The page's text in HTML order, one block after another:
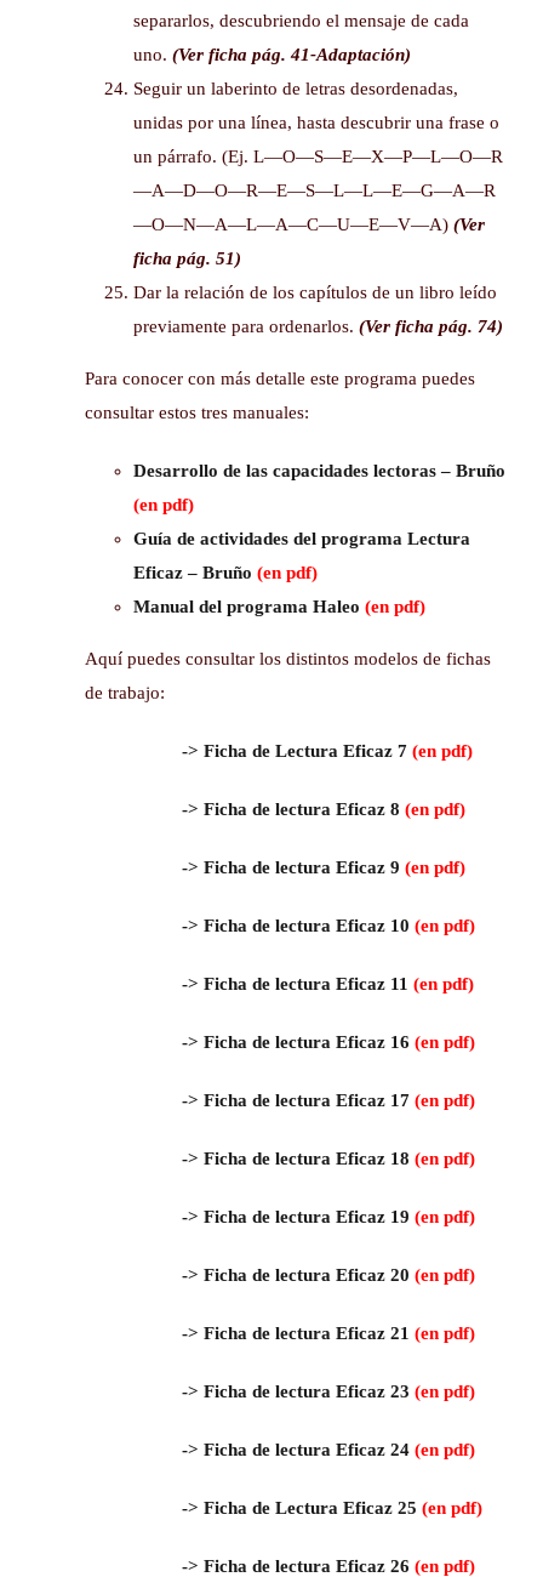
separarlos, descubriendo el mensaje de cada
uno. (Ver ficha pág. 41-Adaptación)
Seguir un laberinto de letras desordenadas,
unidas por una línea, hasta descubrir una frase o
un párrafo. (Ej. L—O—S—E—X—P—L—O—R
—A—D—O—R—E—S—L—L—E—G—A—R
—O—N—A—L—A—C—U—E—V—A) (Ver
ficha pág. 51)
Dar la relación de los capítulos de un libro leído
previamente para ordenarlos. (Ver ficha pág. 74)
Para conocer con más detalle este programa puedes
consultar estos tres manuales:
Desarrollo de las capacidades lectoras – Bruño
(en pdf)
Guía de actividades del programa Lectura
Eficaz – Bruño (en pdf)
Manual del programa Haleo (en pdf)
Aquí puedes consultar los distintos modelos de fichas
de trabajo:
-> Ficha de Lectura Eficaz 7 (en pdf)
-> Ficha de lectura Eficaz 8 (en pdf)
-> Ficha de lectura Eficaz 9 (en pdf)
-> Ficha de lectura Eficaz 10 (en pdf)
-> Ficha de lectura Eficaz 11 (en pdf)
-> Ficha de lectura Eficaz 16 (en pdf)
-> Ficha de lectura Eficaz 17 (en pdf)
-> Ficha de lectura Eficaz 18 (en pdf)
-> Ficha de lectura Eficaz 19 (en pdf)
-> Ficha de lectura Eficaz 20 (en pdf)
-> Ficha de lectura Eficaz 21 (en pdf)
-> Ficha de lectura Eficaz 23 (en pdf)
-> Ficha de lectura Eficaz 24 (en pdf)
-> Ficha de Lectura Eficaz 25 (en pdf)
-> Ficha de lectura Eficaz 26 (en pdf)